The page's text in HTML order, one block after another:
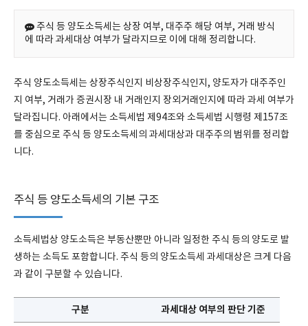
주식 등 양도소득세는 상장 여부, 대주주 해당 여부, 거래 방식
에 따라 과세대상 여부가 달라지므로 이에 대해 정리합니다.
주식 양도소득세는 상장주식인지 비상장주식인지, 양도자가 대주주인
지 여부, 거래가 증권시장 내 거래인지 장외거래인지에 따라 과세 여부가
달라집니다. 아래에서는 소득세법 제94조와 소득세법 시행령 제157조
를 중심으로 주식 등 양도소득세의 과세대상과 대주주의 범위를 정리합
니다.
주식 등 양도소득세의 기본 구조
소득세법상 양도소득은 부동산뿐만 아니라 일정한 주식 등의 양도로 발
생하는 소득도 포함합니다. 주식 등의 양도소득세 과세대상은 크게 다음
과 같이 구분할 수 있습니다.
구분 과세대상 여부의 판단 기준